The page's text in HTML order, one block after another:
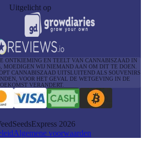
Uitgelicht op
ONTKIEMING EN TEELT VAN CANNABISZAAD IN
WIJ NIEMAND AAN OM DIT TE DOEN.
CANNABISZAAD UITSLUITEND ALS SOUVENIRS
VOOR HET GEVAL DE WETGEVING IN DE
VERANDERT.
2026
Algemene voorwaarden